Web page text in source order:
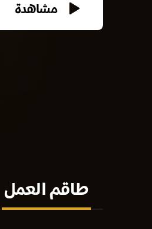
مشاهدة
طاقم العمل